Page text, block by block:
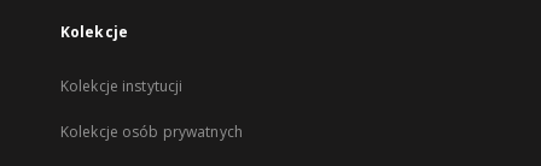
Kolekcje
Kolekcje instytucji
Kolekcje osób prywatnych